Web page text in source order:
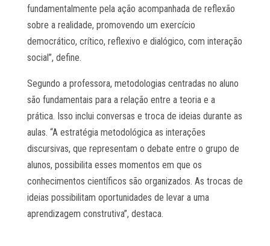
fundamentalmente pela ação acompanhada de reflexão
sobre a realidade, promovendo um exercício
democrático, crítico, reflexivo e dialógico, com interação
social”, define.
Segundo a professora, metodologias centradas no aluno
são fundamentais para a relação entre a teoria e a
prática. Isso inclui conversas e troca de ideias durante as
aulas. “A estratégia metodológica as interações
discursivas, que representam o debate entre o grupo de
alunos, possibilita esses momentos em que os
conhecimentos científicos são organizados. As trocas de
ideias possibilitam oportunidades de levar a uma
aprendizagem construtiva”, destaca.